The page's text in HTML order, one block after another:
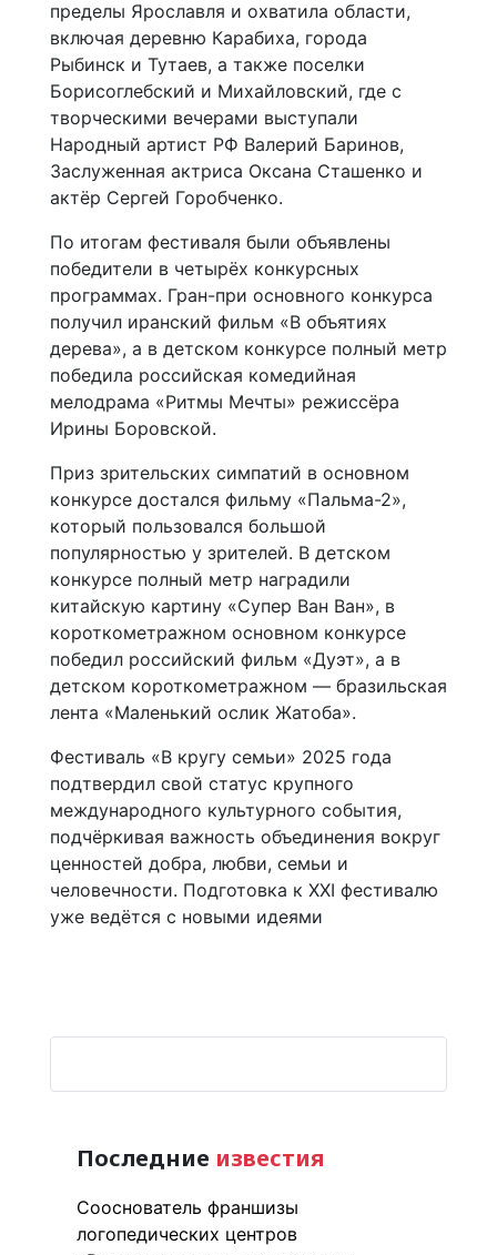
пределы Ярославля и охватила области,
включая деревню Карабиха, города
Рыбинск и Тутаев, а также поселки
Борисоглебский и Михайловский, где с
творческими вечерами выступали
Народный артист РФ Валерий Баринов,
Заслуженная актриса Оксана Сташенко и
актёр Сергей Горобченко.
По итогам фестиваля были объявлены
победители в четырёх конкурсных
программах. Гран-при основного конкурса
получил иранский фильм «В объятиях
дерева», а в детском конкурсе полный метр
победила российская комедийная
мелодрама «Ритмы Мечты» режиссёра
Ирины Боровской.
Приз зрительских симпатий в основном
конкурсе достался фильму «Пальма-2»,
который пользовался большой
популярностью у зрителей. В детском
конкурсе полный метр наградили
китайскую картину «Супер Ван Ван», в
короткометражном основном конкурсе
победил российский фильм «Дуэт», а в
детском короткометражном — бразильская
лента «Маленький ослик Жатоба».
Фестиваль «В кругу семьи» 2025 года
подтвердил свой статус крупного
международного культурного события,
подчёркивая важность объединения вокруг
ценностей добра, любви, семьи и
человечности. Подготовка к XXI фестивалю
уже ведётся с новыми идеями
Последние известия
Сооснователь франшизы
логопедических центров